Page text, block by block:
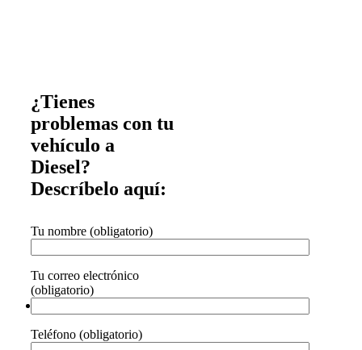
¿Tienes
problemas con tu
vehículo a
Diesel?
Descríbelo aquí:
Tu nombre (obligatorio)
Tu correo electrónico
(obligatorio)
Teléfono (obligatorio)